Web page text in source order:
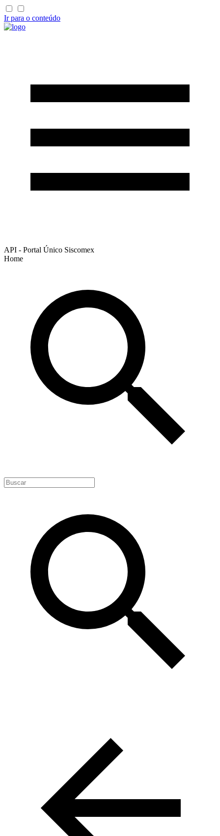
Ir para o conteúdo
API - Portal Único Siscomex
Home